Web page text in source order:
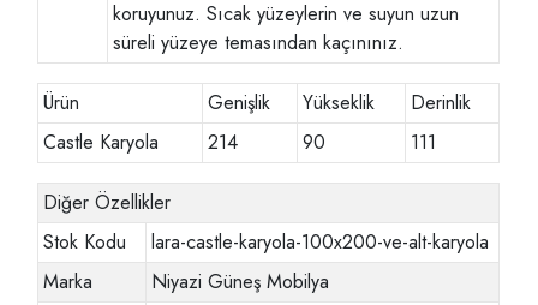
koruyunuz. Sıcak yüzeylerin ve suyun uzun
süreli yüzeye temasından kaçınınız.
Ürün Genişlik Yükseklik
Derinlik
Castle Karyola
214 90 111
Diğer Özellikler
Stok Kodu
lara-castle-karyola-100x200-ve-alt-karyola
Marka
Niyazi Güneş Mobilya